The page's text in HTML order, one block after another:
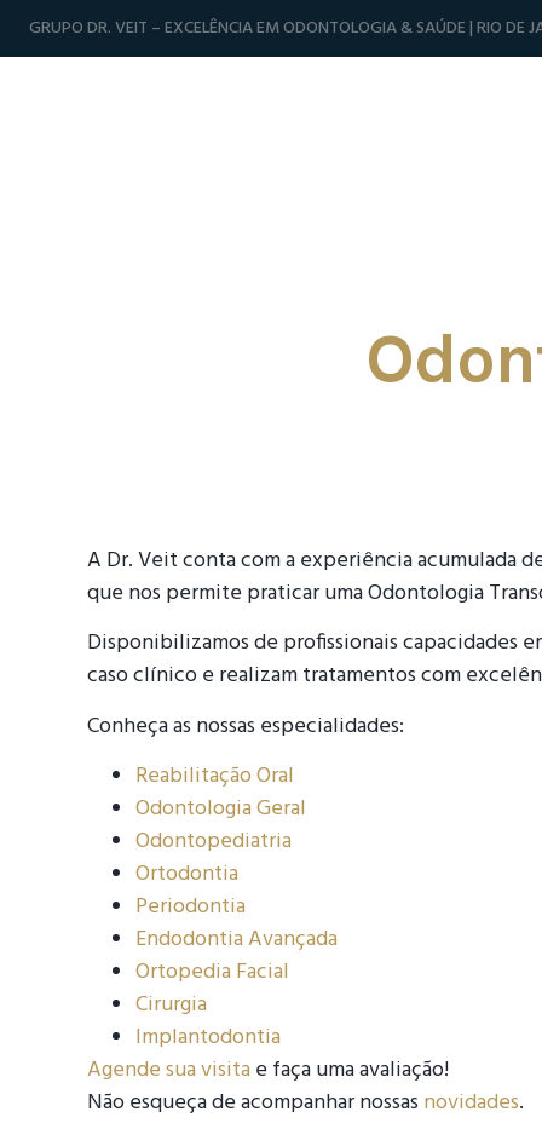
GRUPO DR. VEIT – EXCELÊNCIA EM ODONTOLOGIA & SAÚDE | RIO DE
A Dr. Veit conta com a experiência acumulada
que nos permite praticar uma Odontologia
Disponibilizamos de profissionais capacidades
caso clínico e realizam tratamentos com
Conheça as nossas especialidades:
Reabilitação Oral
Odontologia Geral
Odontopediatria
Ortodontia
Periodontia
Endodontia Avançada
Ortopedia Facial
Cirurgia
Implantodontia
Agende sua visita e faça uma avaliação!
Não esqueça de acompanhar nossas novidades.